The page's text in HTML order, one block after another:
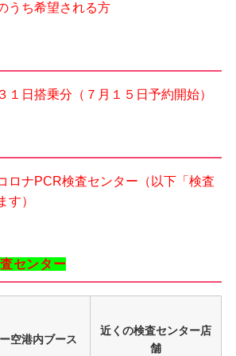
うち希望される方
１日搭乗分（７月１５日予約開始）
ロナPCR検査センター（以下「検査
す）
センター
空港内ブース
近くの検査センター店
舗